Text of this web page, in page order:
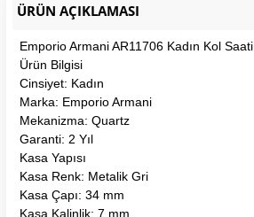
ÜRÜN AÇIKLAMASI
Emporio Armani AR11706 Kadın Kol Saati
Ürün Bilgisi
Cinsiyet: Kadın
Marka: Emporio Armani
Mekanizma: Quartz
Garanti: 2 Yıl
Kasa Yapısı
Kasa Renk: Metalik Gri
Kasa Çapı: 34 mm
Kasa Kalinlik: 7 mm